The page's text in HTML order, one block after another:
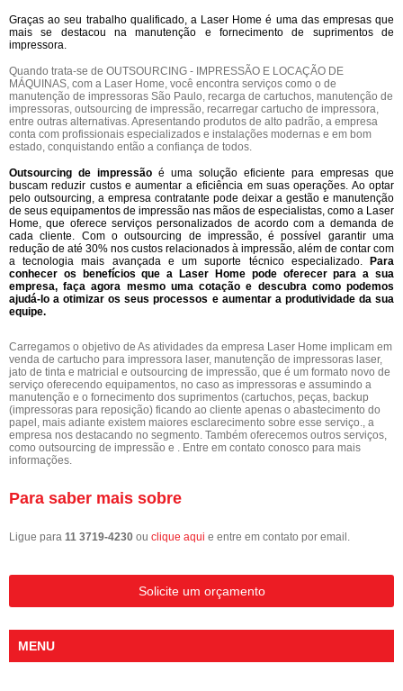
Graças ao seu trabalho qualificado, a Laser Home é uma das empresas que
mais se destacou na manutenção e fornecimento de suprimentos de
impressora.
Quando trata-se de OUTSOURCING - IMPRESSÃO E LOCAÇÃO DE
MÁQUINAS, com a Laser Home, você encontra serviços como o de
manutenção de impressoras São Paulo, recarga de cartuchos, manutenção de
impressoras, outsourcing de impressão, recarregar cartucho de impressora,
entre outras alternativas. Apresentando produtos de alto padrão, a empresa
conta com profissionais especializados e instalações modernas e em bom
estado, conquistando então a confiança de todos.
Outsourcing de impressão é uma solução eficiente para empresas que
buscam reduzir custos e aumentar a eficiência em suas operações. Ao optar
pelo outsourcing, a empresa contratante pode deixar a gestão e manutenção
de seus equipamentos de impressão nas mãos de especialistas, como a Laser
Home, que oferece serviços personalizados de acordo com a demanda de
cada cliente. Com o outsourcing de impressão, é possível garantir uma
redução de até 30% nos custos relacionados à impressão, além de contar com
a tecnologia mais avançada e um suporte técnico especializado. Para
conhecer os benefícios que a Laser Home pode oferecer para a sua
empresa, faça agora mesmo uma cotação e descubra como podemos
ajudá-lo a otimizar os seus processos e aumentar a produtividade da sua
equipe.
Carregamos o objetivo de As atividades da empresa Laser Home implicam em
venda de cartucho para impressora laser, manutenção de impressoras laser,
jato de tinta e matricial e outsourcing de impressão, que é um formato novo de
serviço oferecendo equipamentos, no caso as impressoras e assumindo a
manutenção e o fornecimento dos suprimentos (cartuchos, peças, backup
(impressoras para reposição) ficando ao cliente apenas o abastecimento do
papel, mais adiante existem maiores esclarecimento sobre esse serviço., a
empresa nos destacando no segmento. Também oferecemos outros serviços,
como outsourcing de impressão e . Entre em contato conosco para mais
informações.
Para saber mais sobre
Ligue para 11 3719-4230 ou clique aqui e entre em contato por email.
Solicite um orçamento
MENU